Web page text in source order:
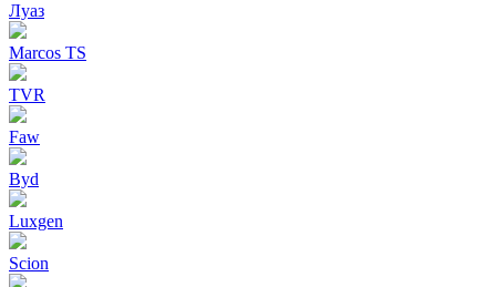
Луаз
Marcos TS
TVR
Faw
Byd
Luxgen
Scion